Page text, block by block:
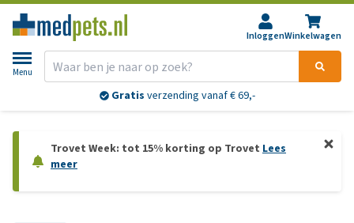
InloggenWinkelwagen
Menu
Gratis verzending vanaf € 69,-
Trovet Week: tot 15% korting op Trovet Lees
meer